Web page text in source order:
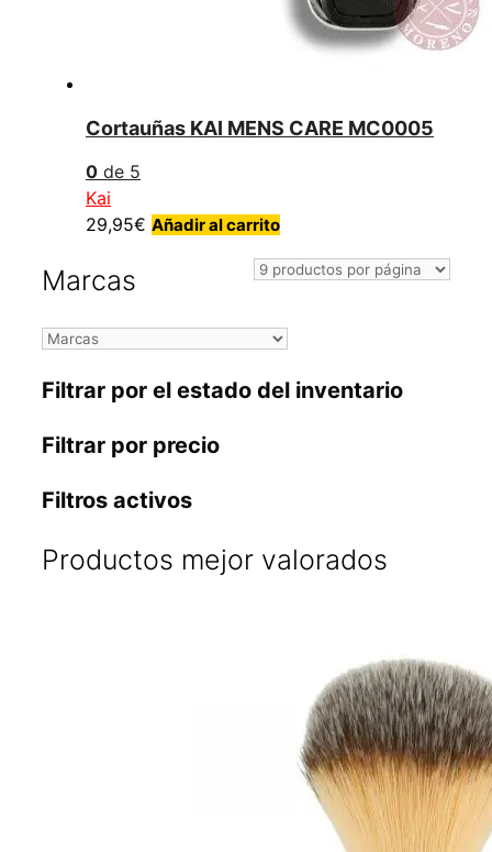
Cortauñas KAI MENS CARE MC0005
0 de 5
Kai
29,95€ Añadir al carrito
Marcas
Filtrar por el estado del inventario
Filtrar por precio
Filtros activos
Productos mejor valorados